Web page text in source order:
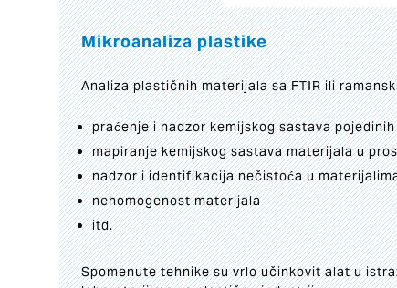
Mikroanaliza plastike
Analiza plastičnih materijala sa FTIR ili
praćenje i nadzor kemijskog sastava
mapiranje kemijskog sastava materijala u
nadzor i identifikacija nečistoća u
nehomogenost materijala
itd.
Spomenute tehnike su vrlo učinkovit alat u